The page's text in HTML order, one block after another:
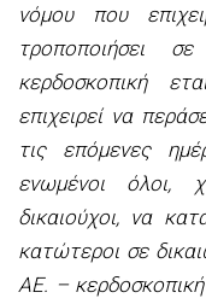
νόμου που
τροποποιήσει
κερδοσκοπική
επιχειρεί να
τις επόμενες
ενωμένοι όλοι,
δικαιούχοι, να
κατώτεροι σε
ΑΕ. –